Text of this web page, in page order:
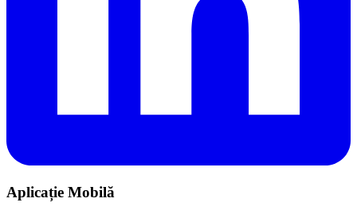
Aplicație Mobilă